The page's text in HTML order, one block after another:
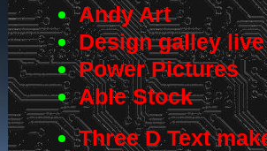
Andy Art
Design galley live
Power Pictures
Able Stock
Three D Text